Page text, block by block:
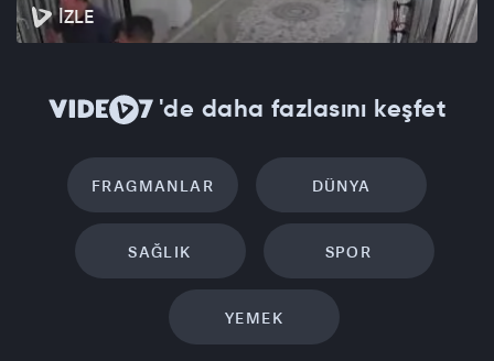
İZLE
'de daha fazlasını keşfet
FRAGMANLAR DÜNYA
SAĞLIK SPOR
YEMEK